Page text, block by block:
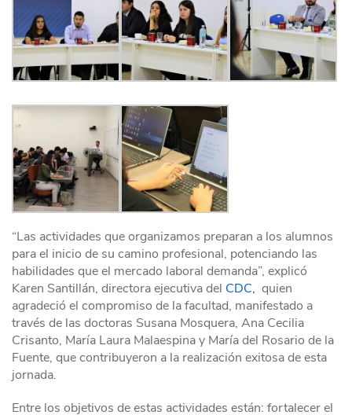
“Las actividades que organizamos preparan a los alumnos
para el inicio de su camino profesional, potenciando las
habilidades que el mercado laboral demanda”, explicó
Karen Santillán, directora ejecutiva del CDC, quien
agradeció el compromiso de la facultad, manifestado a
través de las doctoras Susana Mosquera, Ana Cecilia
Crisanto, María Laura Malaespina y María del Rosario de la
Fuente, que contribuyeron a la realización exitosa de esta
jornada.
Entre los objetivos de estas actividades están: fortalecer el